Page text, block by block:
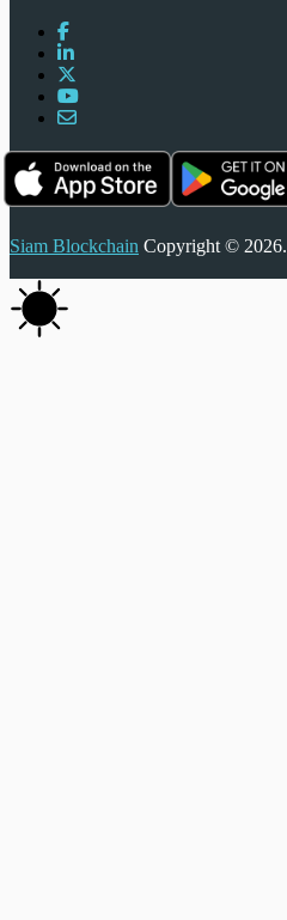
Siam Blockchain Copyright © 2026.